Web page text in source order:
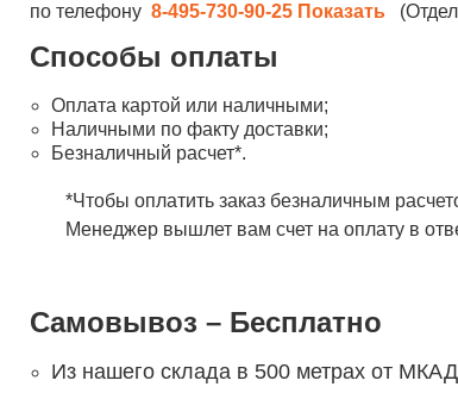
по телефону 8-495-730-90-25 Показать
Способы оплаты
Оплата картой или наличными;
Наличными по факту доставки;
Безналичный расчет*.
*Чтобы оплатить заказ безналичным
Менеджер вышлет вам счет на оплату в
Самовывоз – Бесплатно
Из нашего склада в 500 метрах от